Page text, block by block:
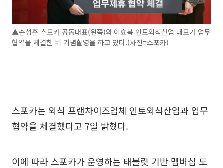
▲손성훈 스포카 공동대표(왼쪽)와 이효복 인토외식산업 대표가 업무
협약을 체결한 뒤 기념촬영을 하고 있다.(사진=스포카)
스포카는 외식 프랜차이즈업체 인토외식산업과 업무
협약을 체결했다고 7일 밝혔다.
이에 따라 스포카가 운영하는 태블릿 기반 멤버십 도